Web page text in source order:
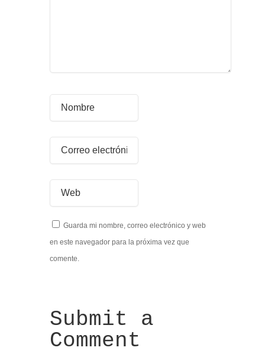
Guarda mi nombre, correo electrónico y web
en este navegador para la próxima vez que
comente.
Submit a
Comment